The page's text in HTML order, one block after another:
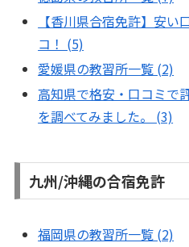
【香川県合宿免許】安
コ！ (5)
愛媛県の教習所一覧 (2)
高知県で格安・口コミで
を調べてみました。 (3)
九州/沖縄の合宿免許
福岡県の教習所一覧 (2)